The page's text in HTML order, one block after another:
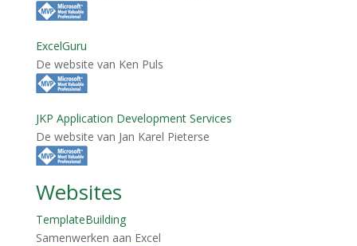
ExcelGuru
De website van Ken Puls
JKP Application Development Services
De website van Jan Karel Pieterse
Websites
TemplateBuilding
Samenwerken aan Excel